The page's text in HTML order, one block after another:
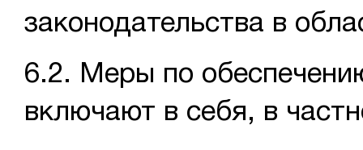
законодательства в
6.2. Меры по
включают в себя, в